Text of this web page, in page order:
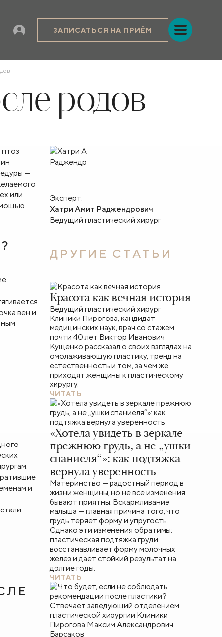
ЗАПИСАТЬСЯ НА ПРИЁМ
родов
—
или
вен и
и
Эксперт:
Хатри Амит Раджендрович
Ведущий пластический хирург
ДРУГИЕ СТАТЬИ
Красота как вечная история
Ведущий пластический хирург
Клиники Пирогова, кандидат
медицинских наук, врач со стажем
почти 40 лет Виктор Иванович
Кущенко рассказал о своих взглядах на
омолаживающую пластику, тренд на
естественность и том, за чем же
приходят женщины к пластическому
хирургу.
ЧИТАТЬ
«Хотела увидеть в зеркале
прежнюю грудь, а не „ушки
спаниеля“»: как подтяжка
вернула уверенность
Материнство — радостный период в
жизни женщины, но не все изменения
бывают приятны. Вскармливание
малыша — главная причина того, что
грудь теряет форму и упругость.
Однако эти изменения обратимы:
пластическая подтяжка груди
восстанавливает форму молочных
желёз и даёт стойкий результат на
долгие годы.
ЧИТАТЬ